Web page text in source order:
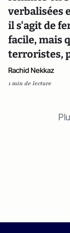
verbalisées
il s'agit de
facile, mais
terroristes,
Rachid Nekkaz
1 min de lecture